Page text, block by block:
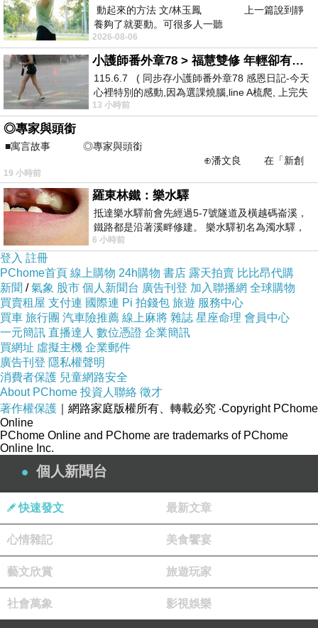
八點未及便抵達人聲鼎沸的思源登山口，儘
管尚有車位，卻讓一群整裝中的山友堵著不給
停，說什麼他們還有車晚點才到，這......不該是
先到先停的嗎？幾經交涉後，得知晚我們一天下
山，便要我等他們停好再停後面。只是等到他們
兩部車都到了，卻也不先把車就定位，自顧自地
下車哈拉整裝而讓我繼續停在馬路上等，實在有
點扯！又等了一會兒，看他們毫不介意地東摸摸
西摸摸，不耐煩下索性將車硬擠進去，先下車整
裝再說。
其實原本是要從勝光登山口起登的，因為昨
動起來的方法 文/林玉鳳 上一篇說到靜
養夠了就要動。可很多人一聽
2026-08-06
小護師番外章78 > 福慧雙修 年輕卻有個老靈魂 ㄑ金剛經〉podcast
115.6.7 ( 同步存小護師番外章78 感恩日記-今天
心裡特別的感動,因為選課燒腦,line A梳爬, 上完失
智課的她,特來傾
13 小時前
◎專家與頭銜
■寓言故事 ◎專家與頭銜
⊕潘文良 在「新創
之谷」裡——
19 小時前
羅東林鐵：樂水驛
抵達樂水驛前會先經過5-7號隧道及橫越碼崙溪，
鐵路都是沿著溪畔修建。 樂水驛初名為濁水驛，
但因與臺鐵集集線車站同名，於1953
6 小時前
登入 註冊
PChome首頁 線上購物 24h購物 書店 露天拍賣 比比昂代購
新聞 /氣象 股市 個人新聞台 廣告刊登 加入聯播網 全球購物
買賣租屋 支付連 國際連 Pi 拍錢包 旅遊 服務中心
買車 旅行團 汽車險推薦 線上麻將 雜誌 星座命理 會員中心
一元簡訊 直播達人 數位憑證 企業簡訊
買網址 虛擬主機 企業郵件
廣告刊登 隱私權聲明
消費者保護 兒童網路安全
About PChome 投資人聯絡 徵才
著作權保護 ｜網路家庭版權所有、轉載必究 ‧Copyright PChome
Online
PChome Online and PChome are trademarks of PChome
Online Inc.
個人新聞台
快速發文 最新文章
心情雜記 美食饗宴
藝文欣賞 旅遊玩家
社會萬象 影視娛樂